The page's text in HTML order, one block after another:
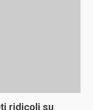
ridicoli su